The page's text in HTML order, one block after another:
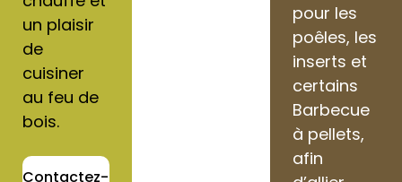
un plaisir
de
cuisiner
au feu de
bois.
Contactez-
pour les
poêles, les
inserts et
certains
Barbecue
à pellets,
afin